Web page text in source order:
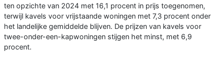
ten opzichte van 2024 met 16,1 procent in prijs toegenomen,
terwijl kavels voor vrijstaande woningen met 7,3 procent onder
het landelijke gemiddelde blijven. De prijzen van kavels voor
twee-onder-een-kapwoningen stijgen het minst, met 6,9
procent.